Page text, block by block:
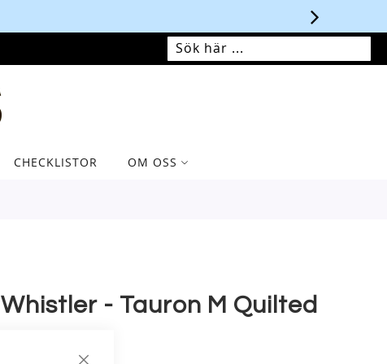
SÖK SÖK
MIN VARUKORG
CHECKLISTOR OM OSS
Whistler - Tauron M Quilted